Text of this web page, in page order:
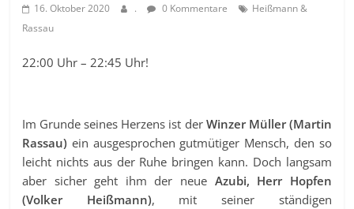
16. Oktober 2020 . 0 Kommentare
Heißmann &
Rassau
22:00 Uhr – 22:45 Uhr!
Im Grunde seines Herzens ist der Winzer Müller (Martin
Rassau) ein ausgesprochen gutmütiger Mensch, den so
leicht nichts aus der Ruhe bringen kann. Doch langsam
aber sicher geht ihm der neue Azubi, Herr Hopfen
(Volker Heißmann), mit seiner ständigen